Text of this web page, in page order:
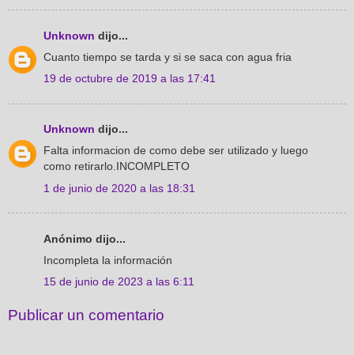
Unknown dijo...
Cuanto tiempo se tarda y si se saca con agua fria
19 de octubre de 2019 a las 17:41
Unknown dijo...
Falta informacion de como debe ser utilizado y luego
como retirarlo.INCOMPLETO
1 de junio de 2020 a las 18:31
Anónimo dijo...
Incompleta la información
15 de junio de 2023 a las 6:11
Publicar un comentario